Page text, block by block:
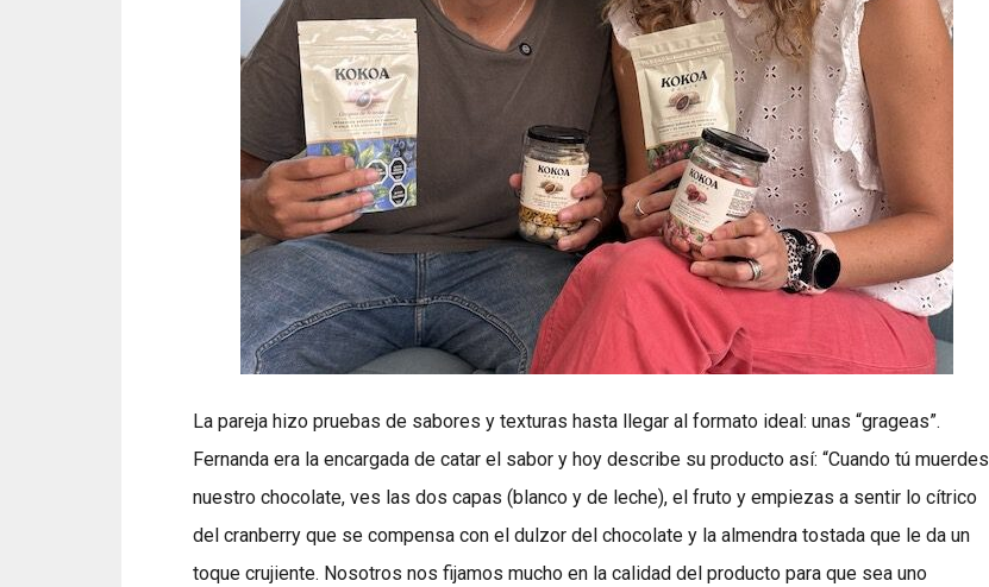
La pareja hizo pruebas de sabores y texturas hasta llegar al formato ideal: unas “grageas”.
Fernanda era la encargada de catar el sabor y hoy describe su producto así: “Cuando tú muerdes
nuestro chocolate, ves las dos capas (blanco y de leche), el fruto y empiezas a sentir lo cítrico
del cranberry que se compensa con el dulzor del chocolate y la almendra tostada que le da un
toque crujiente. Nosotros nos fijamos mucho en la calidad del producto para que sea uno